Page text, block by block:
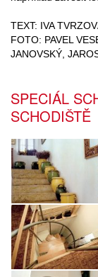
TEXT: IVA
FOTO: PAVEL
JANOVSKÝ,
SPECIÁL
SCHODIŠTĚ